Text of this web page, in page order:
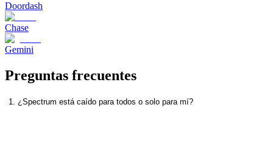
Doordash
Chase
Gemini
Preguntas frecuentes
1. ¿Spectrum está caído para todos o solo para mí?